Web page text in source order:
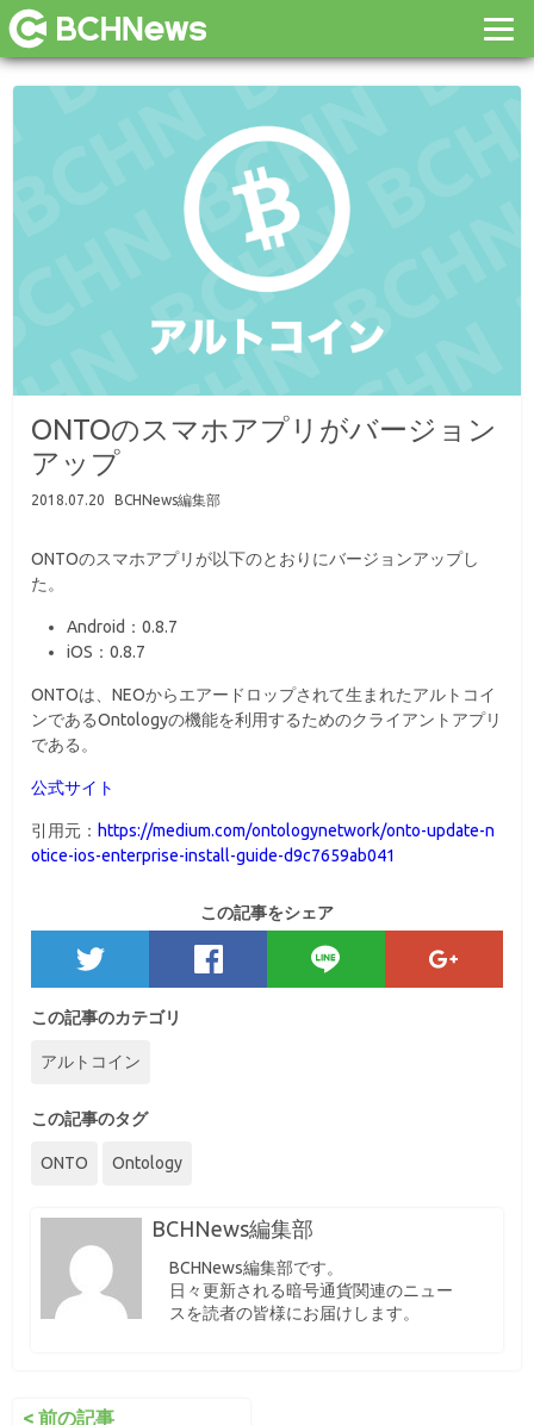
ONTOのスマホアプリがバージョン
アップ
2018.07.20 BCHNews編集部
ONTOのスマホアプリが以下のとおりにバージョンアップし
た。
Android：0.8.7
iOS：0.8.7
ONTOは、NEOからエアードロップされて生まれたアルトコイ
ンであるOntologyの機能を利用するためのクライアントアプリ
である。
公式サイト
引用元： https://medium.com/ontologynetwork/onto-update-n
otice-ios-enterprise-install-guide-d9c7659ab041
この記事をシェア
この記事のカテゴリ
アルトコイン
この記事のタグ
ONTO Ontology
BCHNews編集部
BCHNews編集部です。
日々更新される暗号通貨関連のニュー
スを読者の皆様にお届けします。
< 前の記事